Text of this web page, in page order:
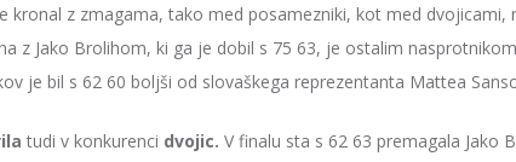
kronal z zmagama, tako med posamezniki, kot med dvojicami,
z Jako Brolihom, ki ga je dobil s 75 63, je ostalim
je bil s 62 60 boljši od slovaškega reprezentanta Mattea
tudi v konkurenci dvojic. V finalu sta s 62 63 premagala Jako